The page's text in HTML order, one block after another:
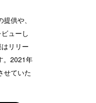
供や、
ューし
リリー
。2021年
せていた